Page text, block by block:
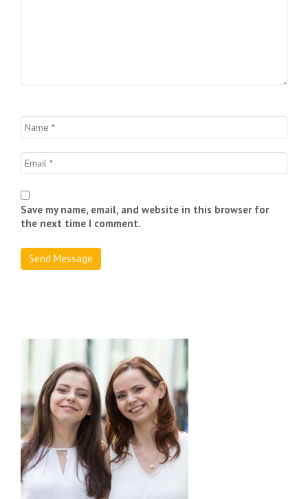
Save my name, email, and website in this browser for
the next time I comment.